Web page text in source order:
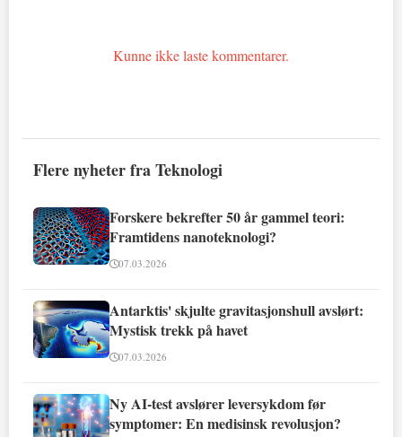
Kunne ikke laste kommentarer.
Flere nyheter fra Teknologi
Forskere bekrefter 50 år gammel teori:
Framtidens nanoteknologi?
07.03.2026
Antarktis' skjulte gravitasjonshull avslørt:
Mystisk trekk på havet
07.03.2026
Ny AI-test avslører leversykdom før
symptomer: En medisinsk revolusjon?